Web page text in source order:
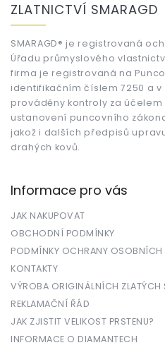
ZLATNICTVÍ SMARAGD
SMARAGD® je registrovaná
Úřadu průmyslového
firma je registrovaná na
identifikačním číslem 7250 a
prováděny kontroly za
ustanovení puncovního
jakož i dalších předpisů
drahých kovů.
Informace pro vás
JAK NAKUPOVAT
OBCHODNÍ PODMÍNKY
PODMÍNKY OCHRANY OSOBNÍCH
KONTAKTY
VÝROBA ORIGINÁLNÍCH ZLATÝCH
REKLAMAČNÍ ŘÁD
JAK ZJISTIT VELIKOST PRSTENU?
INFORMACE O DIAMANTECH